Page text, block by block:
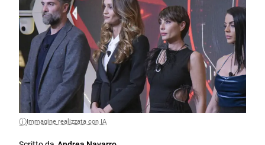
Immagine realizzata con IA